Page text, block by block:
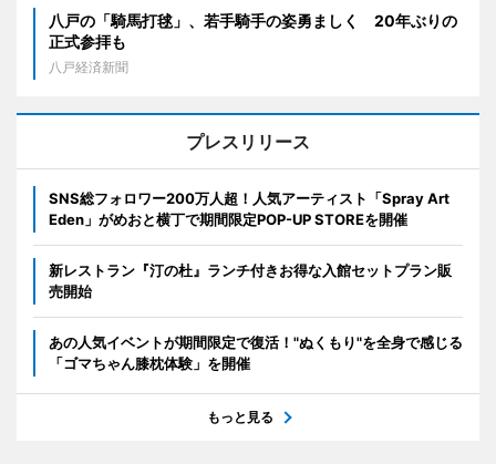
八戸の「騎馬打毬」、若手騎手の姿勇ましく 20年ぶりの
正式参拝も
八戸経済新聞
プレスリリース
SNS総フォロワー200万人超！人気アーティスト「Spray Art
Eden」がめおと横丁で期間限定POP-UP STOREを開催
新レストラン『汀の杜』ランチ付きお得な入館セットプラン販
売開始
あの人気イベントが期間限定で復活！"ぬくもり"を全身で感じる
「ゴマちゃん膝枕体験」を開催
もっと見る